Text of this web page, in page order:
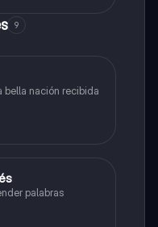
9
bella nación recibida
palabras